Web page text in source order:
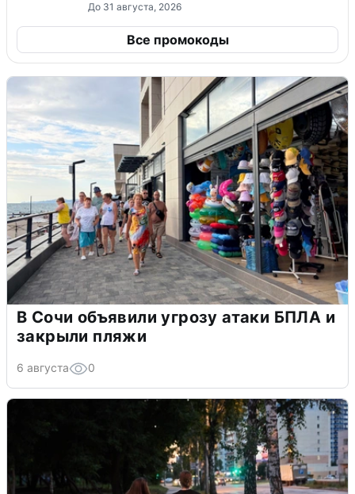
До 31 августа, 2026
Все промокоды
В Сочи объявили угрозу атаки БПЛА и
закрыли пляжи
6 августа 0